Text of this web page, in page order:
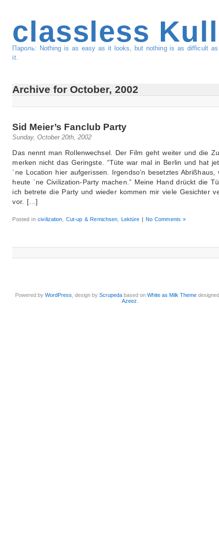
classless
Пароль: Nothing is as easy as it looks, but nothing is as difficult
it.
Archive for October, 2002
Sid Meier’s Fanclub Party
Sunday, October 20th, 2002
Das nennt man Rollenwechsel. Der Film geht weiter und die
merken nicht das Geringste. “Tüte war mal in Berlin und hat
`ne Location hier aufgerissen. Irgendso’n besetztes Abrißhaus,
heute `ne Civilization-Party machen.” Meine Hand drückt die
ich betrete die Party und wieder kommen mir viele Gesichter
vor. […]
Posted incivilization Cut-up & Remichsen Lektüre | No Comments »
Powered byWordPress , design byScrupeda based onWhite as Milk Theme
Azeez